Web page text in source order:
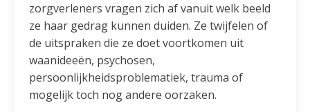
zorgverleners vragen zich af vanuit welk beeld
ze haar gedrag kunnen duiden. Ze twijfelen of
de uitspraken die ze doet voortkomen uit
waanideeën, psychosen,
persoonlijkheidsproblematiek, trauma of
mogelijk toch nog andere oorzaken.